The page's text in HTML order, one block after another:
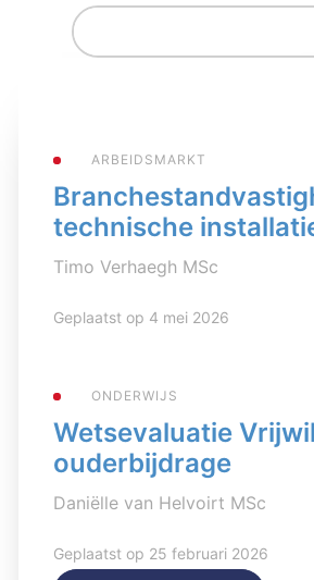
ARBEIDSMARKT
technische
Timo Verhaegh MSc
Geplaatst op 4 mei 2026
ONDERWIJS
Wetsevaluatie
ouderbijdrage
Daniëlle van Helvoirt MSc
Geplaatst op 25 februari 2026